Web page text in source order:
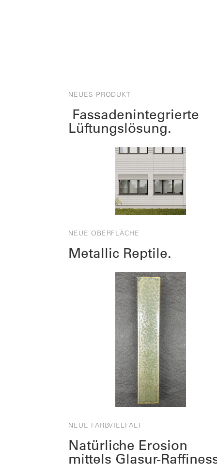
NEUES PRODUKT
Fassadenintegrierte
Lüftungslösung.
NEUE OBERFLÄCHE
Metallic Reptile.
NEUE FARBVIELFALT
Natürliche Erosion
mittels Glasur-